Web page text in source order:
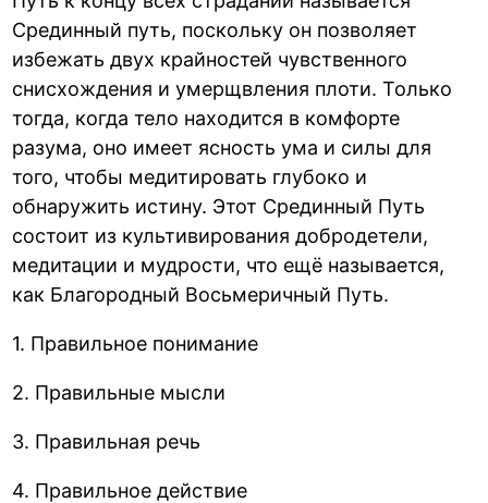
Срединный путь, поскольку он позволяет
избежать двух крайностей чувственного
снисхождения и умерщвления плоти. Только
тогда, когда тело находится в комфорте
разума, оно имеет ясность ума и силы для
того, чтобы медитировать глубоко и
обнаружить истину. Этот Срединный Путь
состоит из культивирования добродетели,
медитации и мудрости, что ещё называется,
как Благородный Восьмеричный Путь.
1. Правильное понимание
2. Правильные мысли
3. Правильная речь
4. Правильное действие